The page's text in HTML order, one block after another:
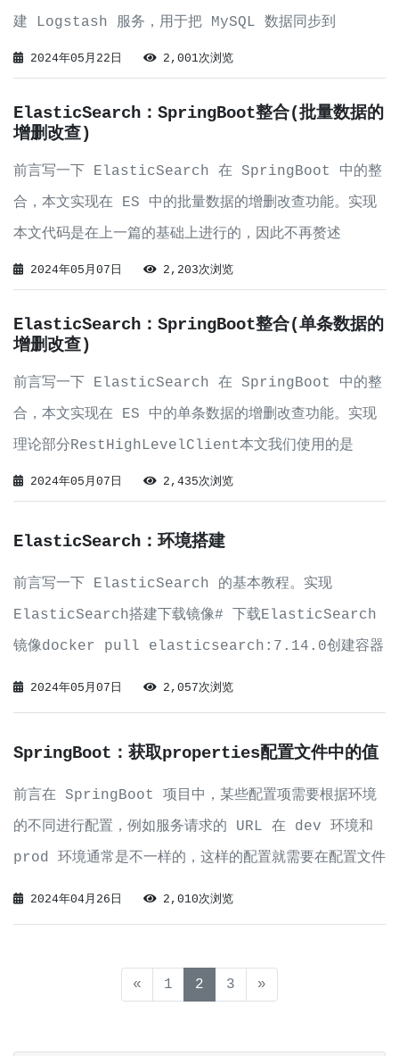
建 Logstash 服务，用于把 MySQL 数据同步到
ElasticSearch。实现下载镜像# 下载 Logstash 镜
2024年05月22日 2,001次浏览
ElasticSearch：SpringBoot整合(批量数据的
增删改查)
前言写一下 ElasticSearch 在 SpringBoot 中的整
合，本文实现在 ES 中的批量数据的增删改查功能。实现
本文代码是在上一篇的基础上进行的，因此不再赘述
SpringBoot 创建 ElasticSearch 连接部分的代
2024年05月07日 2,203次浏览
ElasticSearch：SpringBoot整合(单条数据的
增删改查)
前言写一下 ElasticSearch 在 SpringBoot 中的整
合，本文实现在 ES 中的单条数据的增删改查功能。实现
理论部分RestHighLevelClient本文我们使用的是
RestHighLevelClient 来实现的。
2024年05月07日 2,435次浏览
ElasticSearch：环境搭建
前言写一下 ElasticSearch 的基本教程。实现
ElasticSearch搭建下载镜像# 下载ElasticSearch
镜像docker pull elasticsearch:7.14.0创建容器
并启动# 创建并启动ElasticSearch容器docker run
-d -p 9200:9
2024年05月07日 2,057次浏览
SpringBoot：获取properties配置文件中的值
前言在 SpringBoot 项目中，某些配置项需要根据环境
的不同进行配置，例如服务请求的 URL 在 dev 环境和
prod 环境通常是不一样的，这样的配置就需要在配置文件
中配置，使用时根据环境的不同灵活获取。那么在这种场景
下，我们该如何实现呢？实现url.properties我们创建
2024年04月26日 2,010次浏览
« 1 2 (current)
3 »